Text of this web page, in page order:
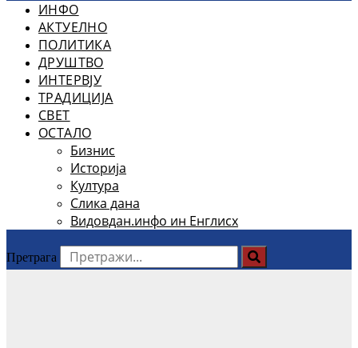
ИНФО
АКТУЕЛНО
ПОЛИТИКА
ДРУШТВО
ИНТЕРВЈУ
ТРАДИЦИЈА
СВЕТ
ОСТАЛО
Бизнис
Историја
Култура
Слика дана
Видовдан.инфо ин Енглисх
Претрага